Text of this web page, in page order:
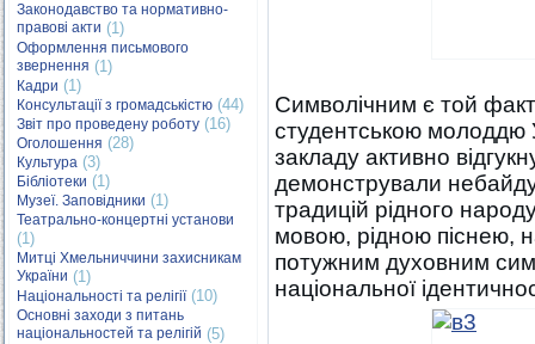
Законодавство та нормативно-
правові акти (1)
Оформлення письмового
звернення (1)
Кадри (1)
Консультації з громадськістю (44)
Звіт про проведену роботу (16)
Оголошення (28)
Культура (3)
Бібліотеки (1)
Музеї. Заповідники (1)
Театрально-концертні установи
(1)
Митці Хмельниччини захисникам
України (1)
Національності та релігії(10)
Основні заходи з питань
національностей та релігій (5)
Символічним є той
студентською молоддю
закладу активно
демонстрували
традицій рідного
мовою, рідною піснею,
потужним духовним
національної